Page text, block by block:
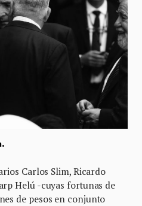
Carlos Slim, Ricardo
Helú -cuyas fortunas de
de pesos en conjunto